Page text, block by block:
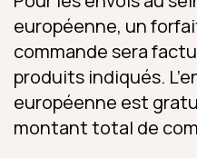
européenne, un
commande sera
produits indiqués.
européenne est
montant total de